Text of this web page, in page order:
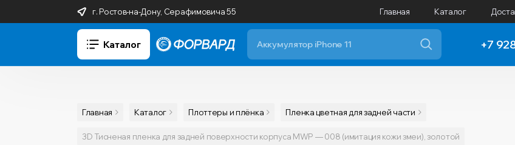
г. Ростов-на-Дону, Серафимовича 55 Главная Каталог
Каталог +7
Главная Каталог Плоттеры и плёнка Пленка цветная для задней части
3D Тисненая пленка для задней поверхности корпуса MWP — 008 (имитация кожи змеи), золотой